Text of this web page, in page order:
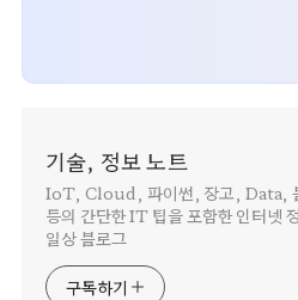
기술, 정보 노트
IoT, Cloud, 파이썬, 장고, Data,
등의 간단한 IT 팁을 포함한 인터넷
일상 블로그
구독하기